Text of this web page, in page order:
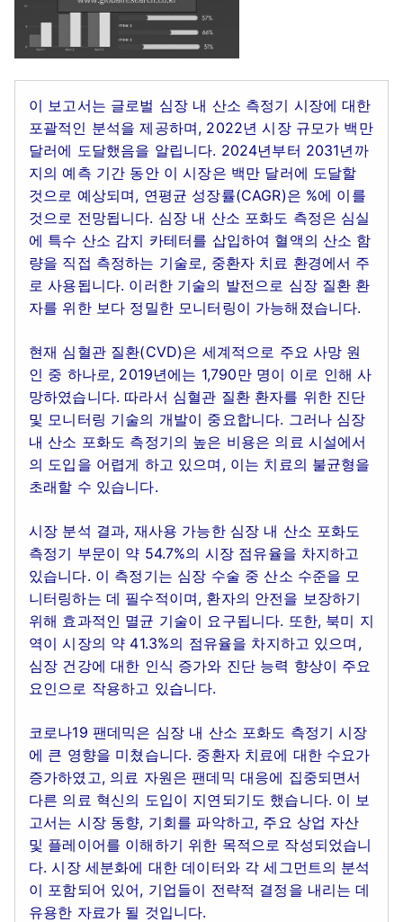
이 보고서는 글로벌 심장 내 산소 측정기 시장에 대한
포괄적인 분석을 제공하며, 2022년 시장 규모가 백만
달러에 도달했음을 알립니다. 2024년부터 2031년까
지의 예측 기간 동안 이 시장은 백만 달러에 도달할
것으로 예상되며, 연평균 성장률(CAGR)은 %에 이를
것으로 전망됩니다. 심장 내 산소 포화도 측정은 심실
에 특수 산소 감지 카테터를 삽입하여 혈액의 산소 함
량을 직접 측정하는 기술로, 중환자 치료 환경에서 주
로 사용됩니다. 이러한 기술의 발전으로 심장 질환 환
자를 위한 보다 정밀한 모니터링이 가능해졌습니다.
현재 심혈관 질환(CVD)은 세계적으로 주요 사망 원
인 중 하나로, 2019년에는 1,790만 명이 이로 인해 사
망하였습니다. 따라서 심혈관 질환 환자를 위한 진단
및 모니터링 기술의 개발이 중요합니다. 그러나 심장
내 산소 포화도 측정기의 높은 비용은 의료 시설에서
의 도입을 어렵게 하고 있으며, 이는 치료의 불균형을
초래할 수 있습니다.
시장 분석 결과, 재사용 가능한 심장 내 산소 포화도
측정기 부문이 약 54.7%의 시장 점유율을 차지하고
있습니다. 이 측정기는 심장 수술 중 산소 수준을 모
니터링하는 데 필수적이며, 환자의 안전을 보장하기
위해 효과적인 멸균 기술이 요구됩니다. 또한, 북미 지
역이 시장의 약 41.3%의 점유율을 차지하고 있으며,
심장 건강에 대한 인식 증가와 진단 능력 향상이 주요
요인으로 작용하고 있습니다.
코로나19 팬데믹은 심장 내 산소 포화도 측정기 시장
에 큰 영향을 미쳤습니다. 중환자 치료에 대한 수요가
증가하였고, 의료 자원은 팬데믹 대응에 집중되면서
다른 의료 혁신의 도입이 지연되기도 했습니다. 이 보
고서는 시장 동향, 기회를 파악하고, 주요 상업 자산
및 플레이어를 이해하기 위한 목적으로 작성되었습니
다. 시장 세분화에 대한 데이터와 각 세그먼트의 분석
이 포함되어 있어, 기업들이 전략적 결정을 내리는 데
유용한 자료가 될 것입니다.